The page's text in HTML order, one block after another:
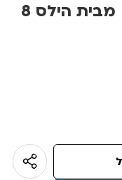
מזון רפואי לחתולים K/D מבית הילס 8